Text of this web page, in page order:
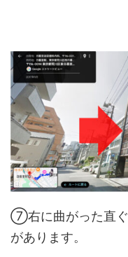
⑦右に曲がった直ぐ
があります。